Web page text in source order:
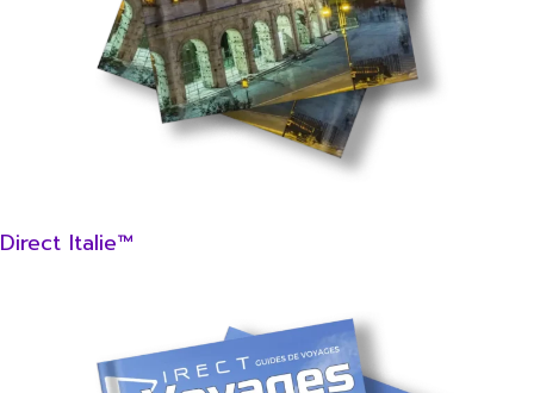
Direct Italie™